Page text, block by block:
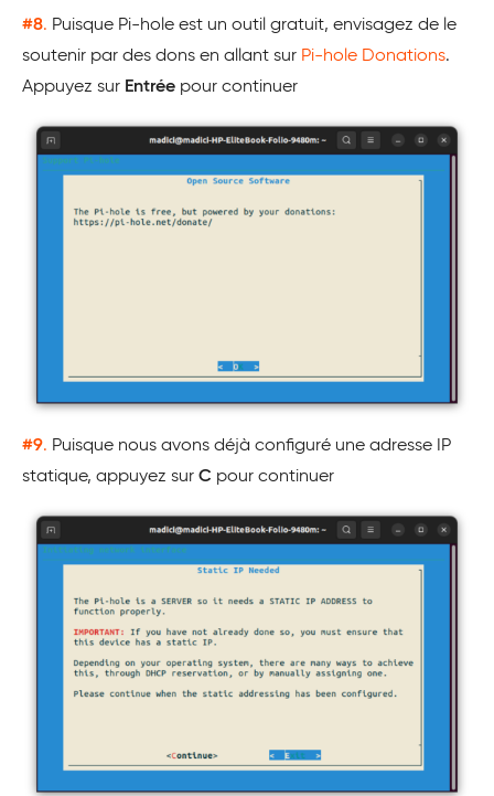
#8. Puisque Pi-hole est un outil gratuit, envisagez de le
soutenir par des dons en allant sur Pi-hole Donations.
Appuyez sur Entrée pour continuer
#9. Puisque nous avons déjà configuré une adresse IP
statique, appuyez sur C pour continuer